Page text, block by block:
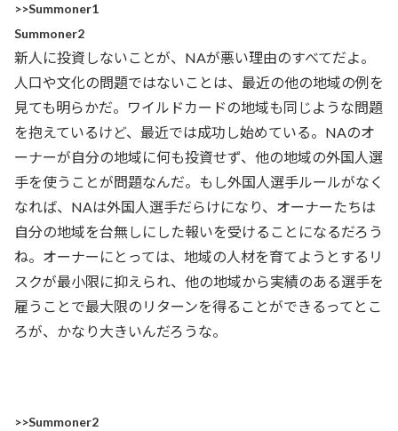
>>Summoner1
Summoner2
新人に投資しないことが、NAが悪い理由のすべてだよ。
人口や文化の問題ではないことは、最近の他の地域の例を
見ても明らかだ。ワイルドカードの地域も同じような問題
を抱えているけど、最近では成功し始めている。NAのオ
ーナーが自分の地域に何も投資せず、他の地域の外国人選
手を使うことが問題なんだ。もし外国人選手ルールがなく
なれば、NAは外国人選手だらけになり、オーナーたちは
自分の地域を台無しにした報いを受けることになるだろう
ね。オーナーにとっては、地域の人材を育てようとするリ
スクが最小限に抑えられ、他の地域から実績のある選手を
雇うことで最大限のリターンを得ることができるってとこ
ろが、かなり大きいんだろうな。
>>Summoner2